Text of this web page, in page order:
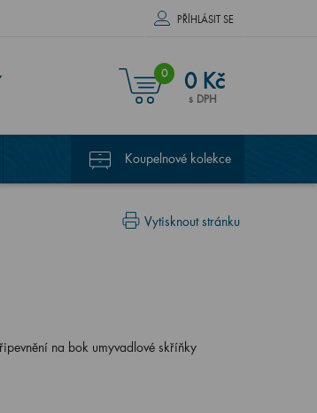
PŘÍHLÁSIT SE
0 0 Kč
s DPH
Koupelnové kolekce
Vytisknout stránku
na bok umyvadlové skříňky